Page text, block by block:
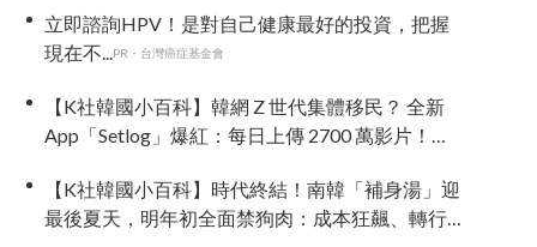
立即諮詢HPV！是對自己健康最好的投資，把握
現在不...PR・台灣癌症基金會
【K社韓國小百科】韓網 Z 世代集體移民？ 全新
App「Setlog」爆紅：每日上傳 2700 萬影片！主
【K社韓國小百科】時代終結！南韓「補身湯」迎
最後夏天，明年初全面禁狗肉：成本狂飆、轉行